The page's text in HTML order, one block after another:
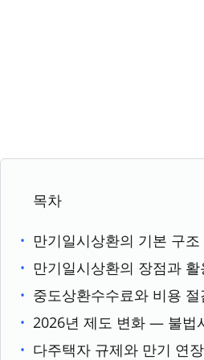
목차
만기일시상환의 기본 구조
만기일시상환의 장점과 활
중도상환수수료와 비용 절
2026년 제도 변화 — 불법
다주택자 규제와 만기 연